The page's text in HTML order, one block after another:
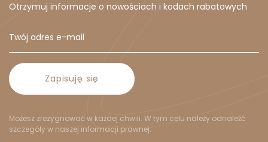
Otrzymuj informacje o nowościach i kodach rabatowych
Zapisuję się
Możesz zrezygnować w każdej chwili. W tym celu należy odnaleźć
szczegóły w naszej informacji prawnej.